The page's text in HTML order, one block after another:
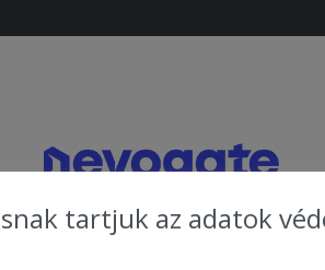
tartjuk az adatok